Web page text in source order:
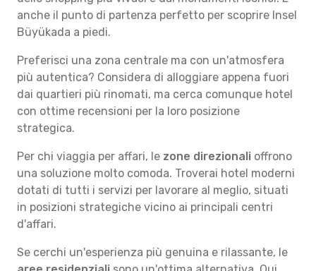
anche il punto di partenza perfetto per scoprire Insel
Büyükada a piedi.
Preferisci una zona centrale ma con un'atmosfera
più autentica? Considera di alloggiare appena fuori
dai quartieri più rinomati, ma cerca comunque hotel
con ottime recensioni per la loro posizione
strategica.
Per chi viaggia per affari, le zone direzionali offrono
una soluzione molto comoda. Troverai hotel moderni
dotati di tutti i servizi per lavorare al meglio, situati
in posizioni strategiche vicino ai principali centri
d'affari.
Se cerchi un'esperienza più genuina e rilassante, le